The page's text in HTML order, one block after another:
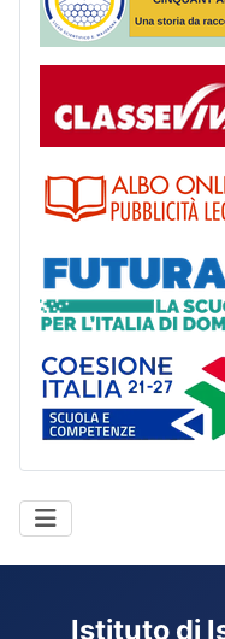
Istituto di